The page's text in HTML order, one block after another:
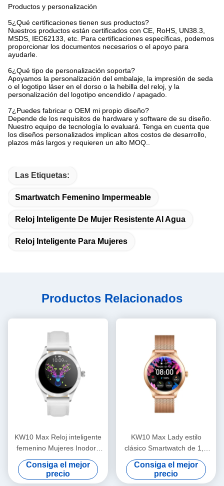
Productos y personalización
5¿Qué certificaciones tienen sus productos?
Nuestros productos están certificados con CE, RoHS, UN38.3,
MSDS, IEC62133, etc. Para certificaciones específicas, podemos
proporcionar los documentos necesarios o el apoyo para
ayudarle.
6¿Qué tipo de personalización soporta?
Apoyamos la personalización del embalaje, la impresión de seda
o el logotipo láser en el dorso o la hebilla del reloj, y la
personalización del logotipo encendido / apagado.
7¿Puedes fabricar o OEM mi propio diseño?
Depende de los requisitos de hardware y software de su diseño.
Nuestro equipo de tecnología lo evaluará. Tenga en cuenta que
los diseños personalizados implican altos costos de desarrollo,
plazos más largos y requieren un alto MOQ..
Las Etiquetas:
Smartwatch Femenino Impermeable
Reloj Inteligente De Mujer Resistente Al Agua
Reloj Inteligente Para Mujeres
Productos Relacionados
KW10 Max Reloj inteligente
femenino Mujeres Inodoro
Mujeres Fitness Reloj
inteligente Display AMOLED
Consiga el mejor
precio
KW10 Max Lady estilo
clásico Smartwatch de 1,3
pulgadas Salud de la Mujer
Smart Watch a prueba de
agua
Consiga el mejor
precio